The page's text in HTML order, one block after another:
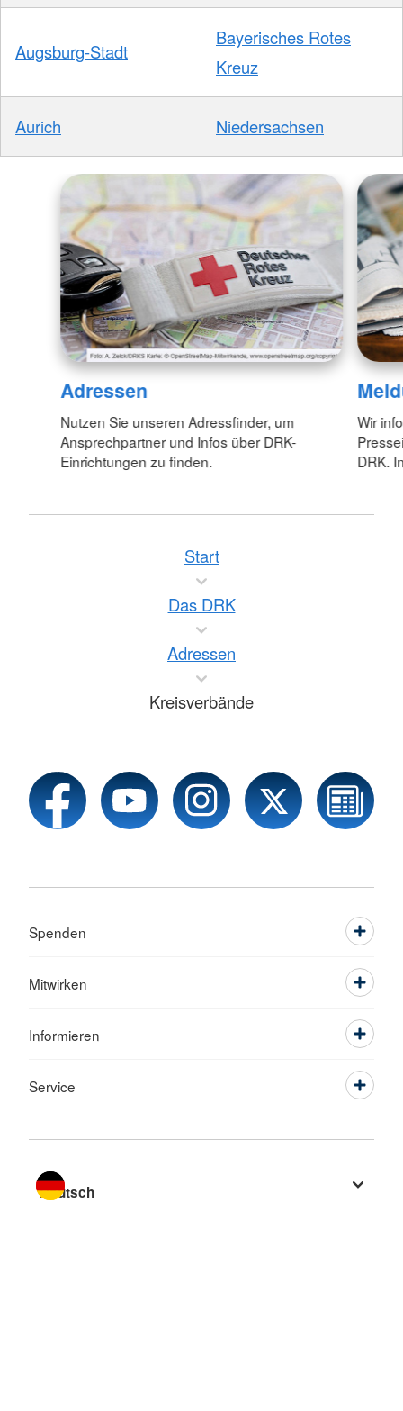
Augsburg-Stadt
Bayerisches Rotes
Kreuz
Aurich Niedersachsen
Adressen
Nutzen Sie unseren Adressfinder, um
Ansprechpartner und Infos über DRK-
Einrichtungen zu finden.
Wir
DRK.
Start
Das DRK
Adressen
Kreisverbände
Spenden
Mitwirken
Informieren
Service
Sprache wechseln zu